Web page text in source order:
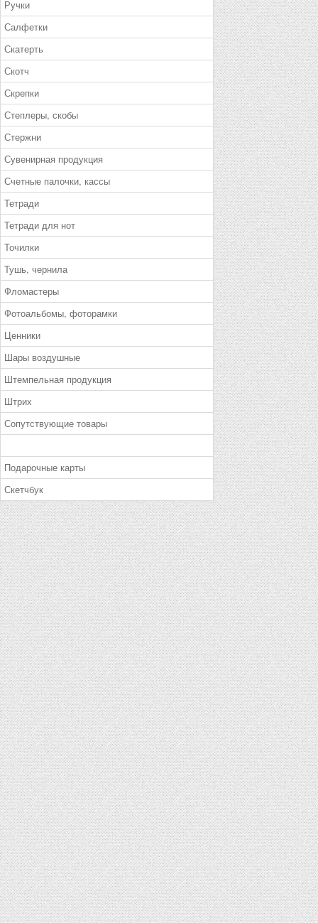
Ручки
Салфетки
Скатерть
Скотч
Скрепки
Степлеры, скобы
Стержни
Сувенирная продукция
Счетные палочки, кассы
Тетради
Тетради для нот
Точилки
Тушь, чернила
Фломастеры
Фотоальбомы, фоторамки
Ценники
Шары воздушные
Штемпельная продукция
Штрих
Сопутствующие товары
Подарочные карты
Скетчбук